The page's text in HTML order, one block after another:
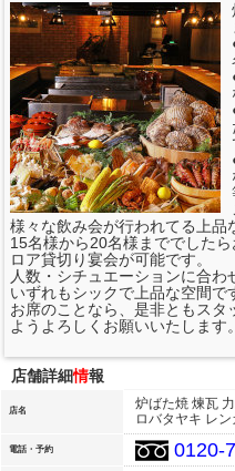
様々な飲み会が行われてる上品
15名様から20名様まででした
ロア貸切り宴会が可能です。
人数・シチュエーションに合わ
いずれもシックで上品な空間で
お席のことなら、是非ともス
ようよろしくお願いいたします。
店舗詳細情報
店名
炉ばた焼 煉瓦
ロバタヤキ レ
電話・予約 0120-